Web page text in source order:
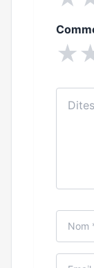
★